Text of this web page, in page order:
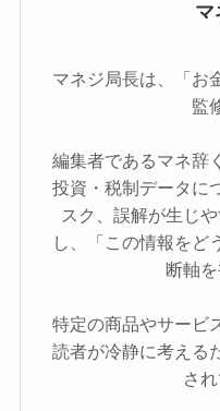
マ
マネジ局長は、「お
監
編集者であるマネ辞
投資・税制データに
スク、誤解が生じ
し、「この情報をど
断軸を
特定の商品やサービ
読者が冷静に考える
さ